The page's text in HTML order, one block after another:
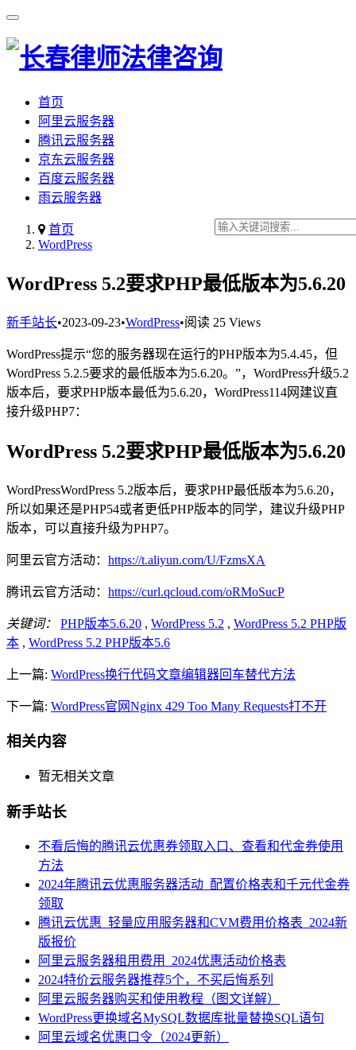
首页
阿里云服务器
腾讯云服务器
京东云服务器
百度云服务器
雨云服务器
首页
WordPress
WordPress 5.2要求PHP最低版本为5.6.20
新手站长•2023-09-23•WordPress•阅读 25 Views
WordPress提示“您的服务器现在运行的PHP版本为5.4.45，但
WordPress 5.2.5要求的最低版本为5.6.20。”，WordPress升级5.2
版本后，要求PHP版本最低为5.6.20，WordPress114网建议直
接升级PHP7：
WordPress 5.2要求PHP最低版本为5.6.20
WordPressWordPress 5.2版本后，要求PHP最低版本为5.6.20，
所以如果还是PHP54或者更低PHP版本的同学，建议升级PHP
版本，可以直接升级为PHP7。
阿里云官方活动： https://t.aliyun.com/U/FzmsXA
腾讯云官方活动： https://curl.qcloud.com/oRMoSucP
关键词： PHP版本5.6.20 , WordPress 5.2 , WordPress 5.2 PHP版
本 , WordPress 5.2 PHP版本5.6
上一篇: WordPress换行代码文章编辑器回车替代方法
下一篇: WordPress官网Nginx 429 Too Many Requests打不开
相关内容
暂无相关文章
新手站长
不看后悔的腾讯云优惠券领取入口、查看和代金券使用
方法
2024年腾讯云优惠服务器活动_配置价格表和千元代金券
领取
腾讯云优惠_轻量应用服务器和CVM费用价格表_2024新
版报价
阿里云服务器租用费用_2024优惠活动价格表
2024特价云服务器推荐5个，不买后悔系列
阿里云服务器购买和使用教程（图文详解）
WordPress更换域名MySQL数据库批量替换SQL语句
阿里云域名优惠口令（2024更新）